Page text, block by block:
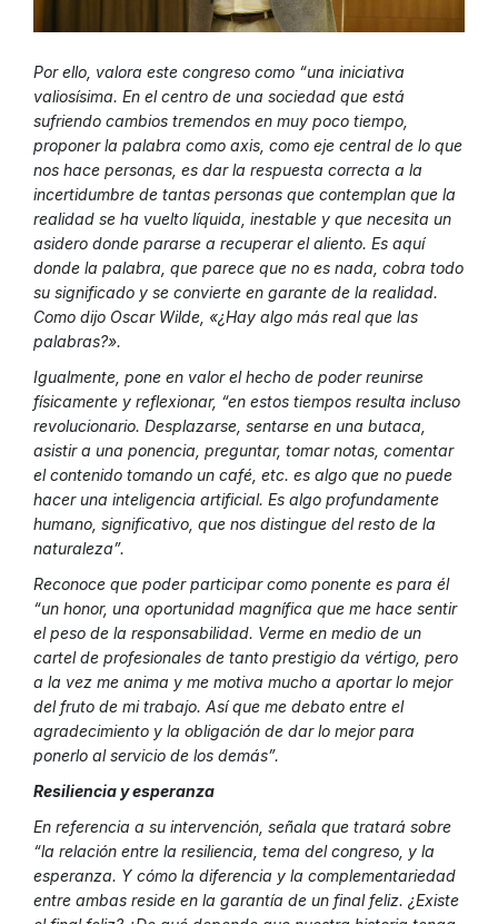
Por ello, valora este congreso como “una iniciativa
valiosísima. En el centro de una sociedad que está
sufriendo cambios tremendos en muy poco tiempo,
proponer la palabra como axis, como eje central de lo que
nos hace personas, es dar la respuesta correcta a la
incertidumbre de tantas personas que contemplan que la
realidad se ha vuelto líquida, inestable y que necesita un
asidero donde pararse a recuperar el aliento. Es aquí
donde la palabra, que parece que no es nada, cobra todo
su significado y se convierte en garante de la realidad.
Como dijo Oscar Wilde, «¿Hay algo más real que las
palabras?».
Igualmente, pone en valor el hecho de poder reunirse
físicamente y reflexionar, “en estos tiempos resulta incluso
revolucionario. Desplazarse, sentarse en una butaca,
asistir a una ponencia, preguntar, tomar notas, comentar
el contenido tomando un café, etc. es algo que no puede
hacer una inteligencia artificial. Es algo profundamente
humano, significativo, que nos distingue del resto de la
naturaleza”.
Reconoce que poder participar como ponente es para él
“un honor, una oportunidad magnífica que me hace sentir
el peso de la responsabilidad. Verme en medio de un
cartel de profesionales de tanto prestigio da vértigo, pero
a la vez me anima y me motiva mucho a aportar lo mejor
del fruto de mi trabajo. Así que me debato entre el
agradecimiento y la obligación de dar lo mejor para
ponerlo al servicio de los demás”.
Resiliencia y esperanza
En referencia a su intervención, señala que tratará sobre
“la relación entre la resiliencia, tema del congreso, y la
esperanza. Y cómo la diferencia y la complementariedad
entre ambas reside en la garantía de un final feliz. ¿Existe